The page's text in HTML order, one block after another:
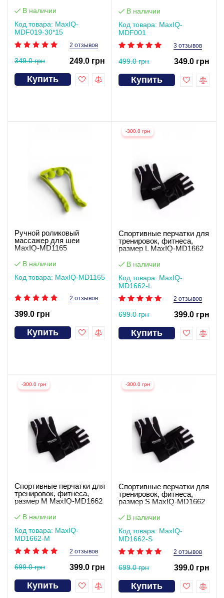
В наличии
Код товара: MaxIQ-
MDF019-30*15
2 отзывов
349.0 грн 249.0 грн
Купить
В наличии
Код товара: MaxIQ-
MDF001
3 отзывов
499.0 грн 349.0 грн
Купить
Ручной роликовый
массажер для шеи
MaxIQ-MD1165
В наличии
Код товара: MaxIQ-MD1165
2 отзывов
399.0 грн
Купить
-300.0 грн
Спортивные перчатки для
тренировок, фитнеса,
размер L MaxIQ-MD1662
В наличии
Код товара: MaxIQ-
MD1662-L
2 отзывов
699.0 грн 399.0 грн
Купить
-300.0 грн
Спортивные перчатки для
тренировок, фитнеса,
размер M MaxIQ-MD1662
В наличии
Код товара: MaxIQ-
MD1662-М
2 отзывов
699.0 грн 399.0 грн
Купить
-300.0 грн
Спортивные перчатки для
тренировок, фитнеса,
размер S MaxIQ-MD1662
В наличии
Код товара: MaxIQ-
MD1662-S
2 отзывов
699.0 грн 399.0 грн
Купить